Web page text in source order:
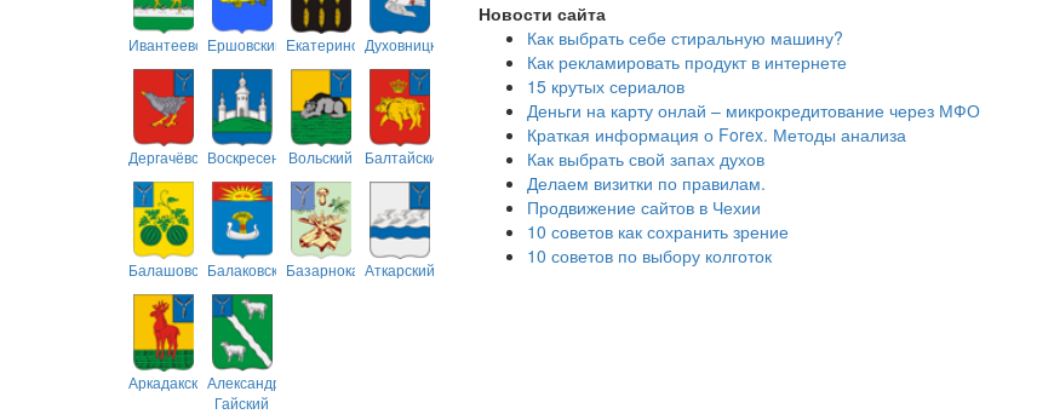
ИвантеевскийЕршовский ЕкатериновскийДуховницкий
ДергачёвскийВоскресенскийВольский Балтайский
БалашовскийБалаковскийБазарнокарабулакский
Аткарский
АркадакскийАлександрово-
Гайский
Новости сайта
Как выбрать себе стиральную машину?
Как рекламировать продукт в интернете
15 крутых сериалов
Деньги на карту онлай – микрокредитование через МФО
Краткая информация о Forex. Методы анализа
Как выбрать свой запах духов
Делаем визитки по правилам.
Продвижение сайтов в Чехии
10 советов как сохранить зрение
10 советов по выбору колготок